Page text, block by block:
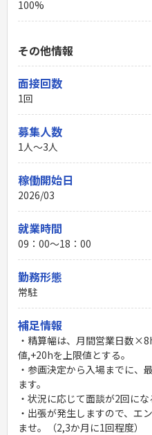
100%
その他情報
面接回数
1回
募集人数
1人～3人
稼働開始日
2026/03
就業時間
09：00〜18：00
勤務形態
常駐
補足情報
・精算幅は、月間営業日数
値,+20hを上限値とする。
・参画決定から入場までに、
ます。
・状況に応じて面談が2回にな
・出張が発生しますので、エ
ませ。（2,3か月に1回程度）